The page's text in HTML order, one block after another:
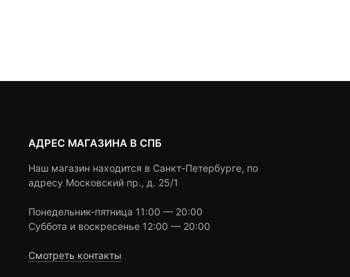
АДРЕС МАГАЗИНА В СПБ
Наш магазин находится в Санкт-Петербурге, по
адресу Московский пр., д. 25/1
Понедельник-пятница 11:00 — 20:00
Суббота и воскресенье 12:00 — 20:00
Смотреть контакты